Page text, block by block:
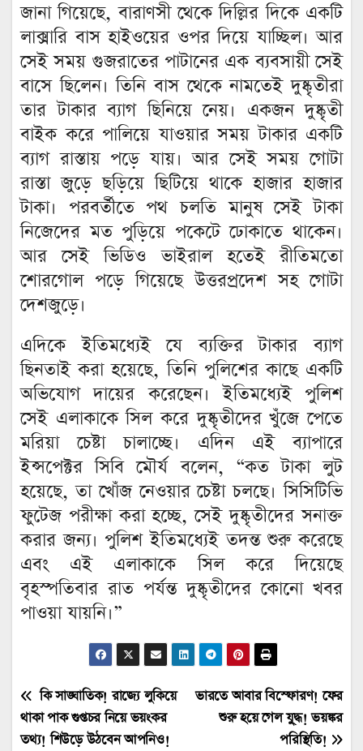
জানা গিয়েছে, বারাণসী থেকে দিল্লির দিকে একটি
লাক্সারি বাস হাইওয়ের ওপর দিয়ে যাচ্ছিল। আর
সেই সময় গুজরাতের পাটানের এক ব্যবসায়ী সেই
বাসে ছিলেন। তিনি বাস থেকে নামতেই দুষ্কৃতীরা
তার টাকার ব্যাগ ছিনিয়ে নেয়। একজন দুষ্কৃতী
বাইক করে পালিয়ে যাওয়ার সময় টাকার একটি
ব্যাগ রাস্তায় পড়ে যায়। আর সেই সময় গোটা
রাস্তা জুড়ে ছড়িয়ে ছিটিয়ে থাকে হাজার হাজার
টাকা। পরবর্তীতে পথ চলতি মানুষ সেই টাকা
নিজেদের মত পুড়িয়ে পকেটে ঢোকাতে থাকেন।
আর সেই ভিডিও ভাইরাল হতেই রীতিমতো
শোরগোল পড়ে গিয়েছে উত্তরপ্রদেশ সহ গোটা
দেশজুড়ে।
এদিকে ইতিমধ্যেই যে ব্যক্তির টাকার ব্যাগ
ছিনতাই করা হয়েছে, তিনি পুলিশের কাছে একটি
অভিযোগ দায়ের করেছেন। ইতিমধ্যেই পুলিশ
সেই এলাকাকে সিল করে দুষ্কৃতীদের খুঁজে পেতে
মরিয়া চেষ্টা চালাচ্ছে। এদিন এই ব্যাপারে
ইন্সপেক্টর সিবি মৌর্য বলেন, “কত টাকা লুট
হয়েছে, তা খোঁজ নেওয়ার চেষ্টা চলছে। সিসিটিভি
ফুটেজ পরীক্ষা করা হচ্ছে, সেই দুষ্কৃতীদের সনাক্ত
করার জন্য। পুলিশ ইতিমধ্যেই তদন্ত শুরু করেছে
এবং এই এলাকাকে সিল করে দিয়েছে
বৃহস্পতিবার রাত পর্যন্ত দুষ্কৃতীদের কোনো খবর
পাওয়া যায়নি।”
Post
navigation
ভারতে আবার বিস্ফোরণ! ফের
শুরু হয়ে গেল যু্দ্ধ! ভয়ঙ্কর
পরিস্থিতি!
কি সাঙ্ঘাতিক! রাজ্যে লুকিয়ে
থাকা পাক গুপ্তচর নিয়ে ভয়ংকর
তথ্য! শিউড়ে উঠবেন আপনিও!